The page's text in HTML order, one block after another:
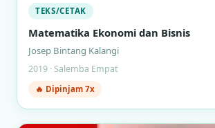
TEKS/CETAK
Matematika Ekonomi dan Bisnis
Josep Bintang Kalangi
2019 · Salemba Empat
🔥 Dipinjam 7x